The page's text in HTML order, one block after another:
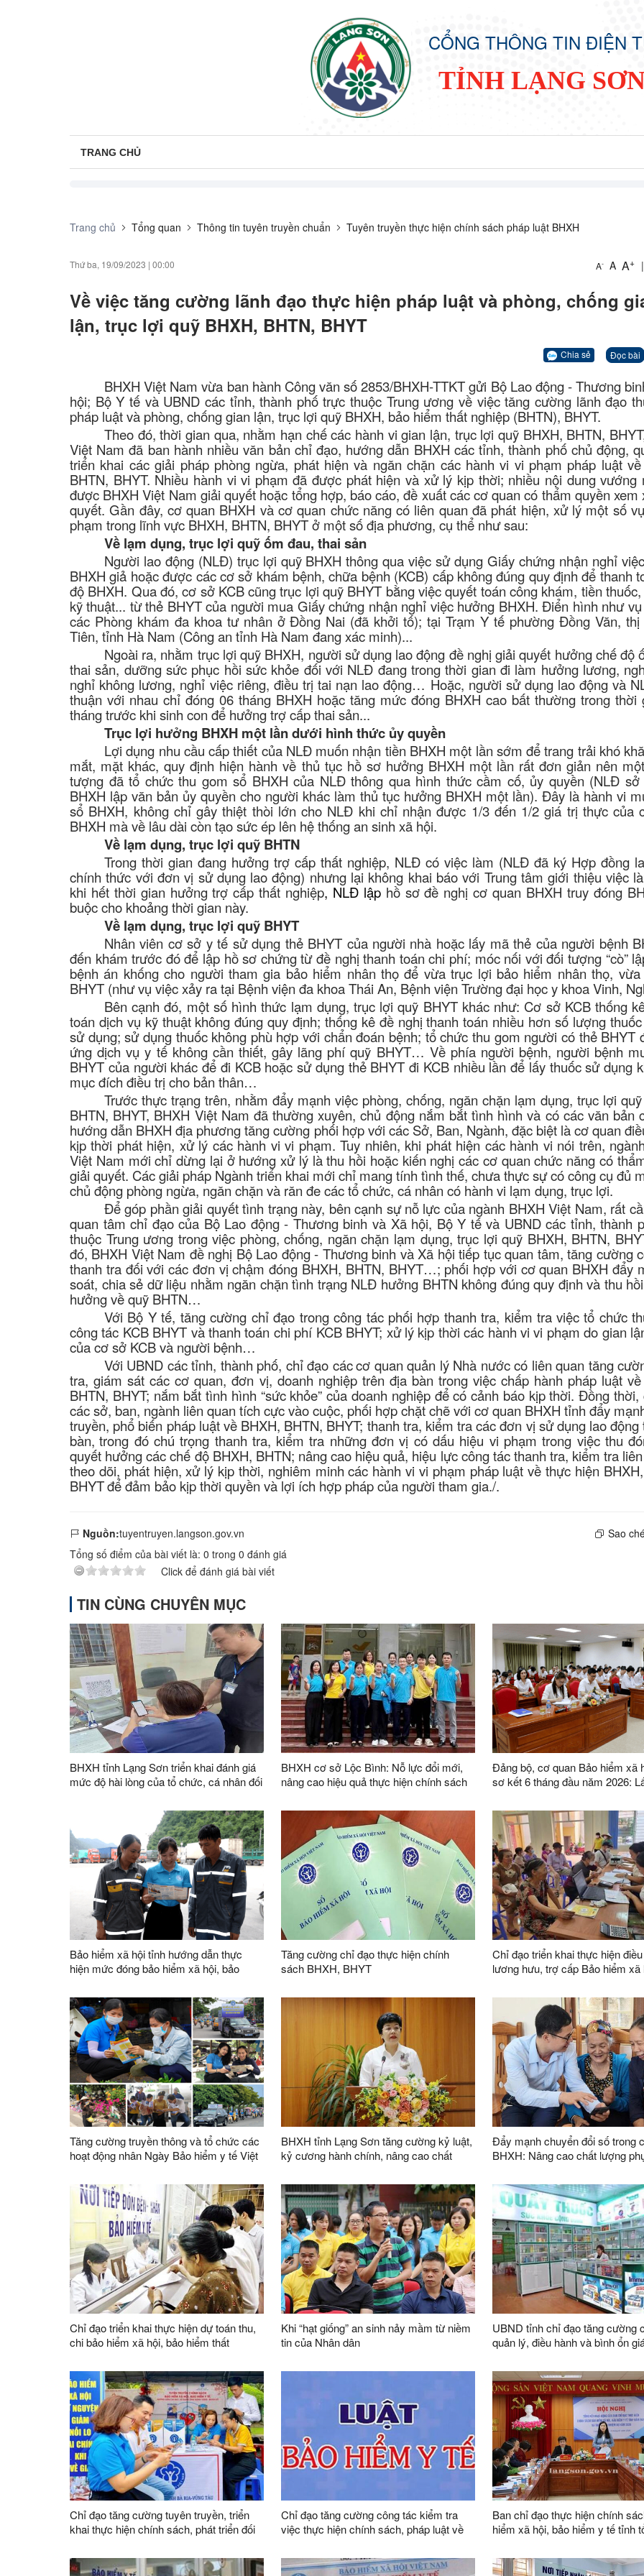
CỔNG THÔNG TIN ĐIỆN
TỈNH LẠNG
TRANG CHỦ
Trang chủ Tổng quan Thông tin tuyên truyền chuẩn Tuyên truyền thực hiện chính sách pháp luật BHXH
Thứ ba, 19/09/2023 | 00:00 A- A A+ |
Về việc tăng cường lãnh đạo thực hiện pháp luật và phòng, chống
lận, trục lợi quỹ BHXH, BHTN, BHYT
Chia sẻ Đọc bài
BHXH Việt Nam vừa ban hành Công văn số 2853/BHXH-TTKT gửi Bộ Lao động - Thương
hội; Bộ Y tế và UBND các tỉnh, thành phố trực thuộc Trung ương về việc tăng cường lãnh đạo
pháp luật và phòng, chống gian lận, trục lợi quỹ BHXH, bảo hiểm thất nghiệp (BHTN), BHYT.
Theo đó, thời gian qua, nhằm hạn chế các hành vi gian lận, trục lợi quỹ BHXH, BHTN,
Việt Nam đã ban hành nhiều văn bản chỉ đạo, hướng dẫn BHXH các tỉnh, thành phố chủ động,
triển khai các giải pháp phòng ngừa, phát hiện và ngăn chặn các hành vi vi phạm pháp luật
BHTN, BHYT. Nhiều hành vi vi phạm đã được phát hiện và xử lý kịp thời; nhiều nội dung vướng
được BHXH Việt Nam giải quyết hoặc tổng hợp, báo cáo, đề xuất các cơ quan có thẩm quyền xem
quyết. Gần đây, cơ quan BHXH và cơ quan chức năng có liên quan đã phát hiện, xử lý một số
phạm trong lĩnh vực BHXH, BHTN, BHYT ở một số địa phương, cụ thể như sau:
Về lạm dụng, trục lợi quỹ ốm đau, thai sản
Người lao động (NLĐ) trục lợi quỹ BHXH thông qua việc sử dụng Giấy chứng nhận nghỉ
BHXH giả hoặc được các cơ sở khám bệnh, chữa bệnh (KCB) cấp không đúng quy định để thanh
độ BHXH. Qua đó, cơ sở KCB cũng trục lợi quỹ BHYT bằng việc quyết toán công khám, tiền
kỹ thuật... từ thẻ BHYT của người mua Giấy chứng nhận nghỉ việc hưởng BHXH. Điển hình như
các Phòng khám đa khoa tư nhân ở Đồng Nai (đã khởi tố); tại Trạm Y tế phường Đồng Văn, thị
Tiên, tỉnh Hà Nam (Công an tỉnh Hà Nam đang xác minh)...
Ngoài ra, nhằm trục lợi quỹ BHXH, người sử dụng lao động đề nghị giải quyết hưởng chế độ
thai sản, dưỡng sức phục hồi sức khỏe đối với NLĐ đang trong thời gian đi làm hưởng lương,
nghỉ không lương, nghỉ việc riêng, điều trị tai nạn lao động… Hoặc, người sử dụng lao động và
thuận với nhau chỉ đóng 06 tháng BHXH hoặc tăng mức đóng BHXH cao bất thường trong thời
tháng trước khi sinh con để hưởng trợ cấp thai sản...
Trục lợi hưởng BHXH một lần dưới hình thức ủy quyền
Lợi dụng nhu cầu cấp thiết của NLĐ muốn nhận tiền BHXH một lần sớm để trang trải khó
mắt, mặt khác, quy định hiện hành về thủ tục hồ sơ hưởng BHXH một lần rất đơn giản nên
tượng đã tổ chức thu gom sổ BHXH của NLĐ thông qua hình thức cầm cố, ủy quyền (NLĐ
BHXH lập văn bản ủy quyền cho người khác làm thủ tục hưởng BHXH một lần). Đây là hành vi
sổ BHXH, không chỉ gây thiệt thòi lớn cho NLĐ khi chỉ nhận được 1/3 đến 1/2 giá trị thực của
BHXH mà về lâu dài còn tạo sức ép lên hệ thống an sinh xã hội.
Về lạm dụng, trục lợi quỹ BHTN
Trong thời gian đang hưởng trợ cấp thất nghiệp, NLĐ có việc làm (NLĐ đã ký Hợp đồng
chính thức với đơn vị sử dụng lao động) nhưng lại không khai báo với Trung tâm giới thiệu việc
khi hết thời gian hưởng trợ cấp thất nghiệp, NLĐ lập hồ sơ đề nghị cơ quan BHXH truy đóng
buộc cho khoảng thời gian này.
Về lạm dụng, trục lợi quỹ BHYT
Nhân viên cơ sở y tế sử dụng thẻ BHYT của người nhà hoặc lấy mã thẻ của người bệnh
đến khám trước đó để lập hồ sơ chứng từ đề nghị thanh toán chi phí; móc nối với đối tượng “cò”
bệnh án khống cho người tham gia bảo hiểm nhân thọ để vừa trục lợi bảo hiểm nhân thọ,
BHYT (như vụ việc xảy ra tại Bệnh viện đa khoa Thái An, Bệnh viện Trường đại học y khoa Vinh,
Bên cạnh đó, một số hình thức lạm dụng, trục lợi quỹ BHYT khác như: Cơ sở KCB thống
toán dịch vụ kỹ thuật không đúng quy định; thống kê đề nghị thanh toán nhiều hơn số lượng
sử dụng; sử dụng thuốc không phù hợp với chẩn đoán bệnh; tổ chức thu gom người có thẻ BHYT
ứng dịch vụ y tế không cần thiết, gây lãng phí quỹ BHYT… Về phía người bệnh, người bệnh
BHYT của người khác để đi KCB hoặc sử dụng thẻ BHYT đi KCB nhiều lần để lấy thuốc sử dụng
mục đích điều trị cho bản thân…
Trước thực trạng trên, nhằm đẩy mạnh việc phòng, chống, ngăn chặn lạm dụng, trục lợi
BHTN, BHYT, BHXH Việt Nam đã thường xuyên, chủ động nắm bắt tình hình và có các văn bản
hướng dẫn BHXH địa phương tăng cường phối hợp với các Sở, Ban, Ngành, đặc biệt là cơ quan
kịp thời phát hiện, xử lý các hành vi vi phạm. Tuy nhiên, khi phát hiện các hành vi nói trên,
Việt Nam mới chỉ dừng lại ở hướng xử lý là thu hồi hoặc kiến nghị các cơ quan chức năng có
giải quyết. Các giải pháp Ngành triển khai mới chỉ mang tính tình thế, chưa thực sự có công cụ đủ
chủ động phòng ngừa, ngăn chặn và răn đe các tổ chức, cá nhân có hành vi lạm dụng, trục lợi.
Để góp phần giải quyết tình trạng này, bên cạnh sự nỗ lực của ngành BHXH Việt Nam, rất
quan tâm chỉ đạo của Bộ Lao động - Thương binh và Xã hội, Bộ Y tế và UBND các tỉnh, thành
thuộc Trung ương trong việc phòng, chống, ngăn chặn lạm dụng, trục lợi quỹ BHXH, BHTN,
đó, BHXH Việt Nam đề nghị Bộ Lao động - Thương binh và Xã hội tiếp tục quan tâm, tăng cường
thanh tra đối với các đơn vị chậm đóng BHXH, BHTN, BHYT…; phối hợp với cơ quan BHXH đẩy
soát, chia sẻ dữ liệu nhằm ngăn chặn tình trạng NLĐ hưởng BHTN không đúng quy định và thu
hưởng về quỹ BHTN…
Với Bộ Y tế, tăng cường chỉ đạo trong công tác phối hợp thanh tra, kiểm tra việc tổ chức
công tác KCB BHYT và thanh toán chi phí KCB BHYT; xử lý kịp thời các hành vi vi phạm do gian
của cơ sở KCB và người bệnh…
Với UBND các tỉnh, thành phố, chỉ đạo cáccơ quan quản lý Nhà nước có liên quan tăng
tra, giám sát các cơ quan, đơn vị, doanh nghiệp trên địa bàn trong việc chấp hành pháp luật
BHTN, BHYT; nắm bắt tình hình “sức khỏe” của doanh nghiệp để có cảnh báo kịp thời. Đồng
các sở, ban, ngành liên quan tích cực vào cuộc, phối hợp chặt chẽ với cơ quan BHXH tỉnh đẩy
truyền, phổ biến pháp luật về BHXH, BHTN, BHYT; thanh tra, kiểm tra các đơn vị sử dụng lao động
bàn, trong đó chú trọng thanh tra, kiểm tra những đơn vị có dấu hiệu vi phạm trong việc thu
quyết hưởng các chế độ BHXH, BHTN; nâng cao hiệu quả, hiệu lực công tác thanh tra, kiểm tra
theo dõi, phát hiện, xử lý kịp thời, nghiêm minh các hành vi vi phạm pháp luật về thực hiện
BHYTđể đảm bảo kịp thời quyền và lợi ích hợp pháp của người tham gia./.
Nguồn:tuyentruyen.langson.gov.vn
Sao
Tổng số điểm của bài viết là: 0 trong 0 đánh giá
Click để đánh giá bài viết
TIN CÙNG CHUYÊN MỤC
BHXH tỉnh Lạng Sơn triển khai đánh giá
mức độ hài lòng của tổ chức, cá nhân đối
BHTN, BHYT năm 2026
BHXH cơ sở Lộc Bình: Nỗ lực đổi mới,
nâng cao hiệu quả thực hiện chính sách
hình chính quyền địa phương 02 cấp
Đảng bộ, cơ quan Bảo hiểm xã
sơ kết 6 tháng đầu năm 2026:
thước đo chất lượng phục vụ
Bảo hiểm xã hội tỉnh hướng dẫn thực
hiện mức đóng bảo hiểm xã hội, bảo
lương cơ sở mới từ ngày 01/7/2026
Tăng cường chỉ đạo thực hiện chính
sách BHXH, BHYT
Chỉ đạo triển khai thực hiện
lương hưu, trợ cấp Bảo hiểm xã
162/2026/NĐ-CP của Chính phủ
Tăng cường truyền thông và tổ chức các
hoạt động nhân Ngày Bảo hiểm y tế Việt
BHXH tỉnh Lạng Sơn tăng cường kỷ luật,
kỷ cương hành chính, nâng cao chất
Đẩy mạnh chuyển đổi số trong
BHXH: Nâng cao chất lượng
Chỉ đạo triển khai thực hiện dự toán thu,
chi bảo hiểm xã hội, bảo hiểm thất
Khi “hạt giống” an sinh nảy mầm từ niềm
tin của Nhân dân
UBND tỉnh chỉ đạo tăng cường
quản lý, điều hành và bình ổn
chữa bệnh trên địa bàn tỉnh
Chỉ đạo tăng cường tuyên truyền, triển
khai thực hiện chính sách, phát triển đối
Chỉ đạo tăng cường công tác kiểm tra
việc thực hiện chính sách, pháp luật về
Ban chỉ đạo thực hiện chính
hiểm xã hội, bảo hiểm y tế tỉnh
vụ năm 2026